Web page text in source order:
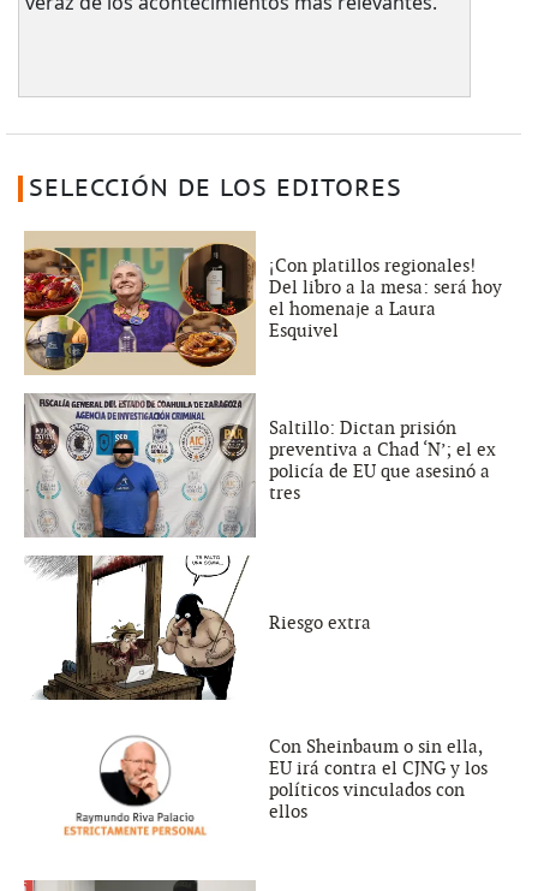
SELECCIÓN DE LOS EDITORES
¡Con platillos regionales!
Del libro a la mesa: será hoy
el homenaje a Laura
Esquivel
Saltillo: Dictan prisión
preventiva a Chad ‘N’; el ex
policía de EU que asesinó a
tres
Riesgo extra
Con Sheinbaum o sin ella,
EU irá contra el CJNG y los
políticos vinculados con
ellos